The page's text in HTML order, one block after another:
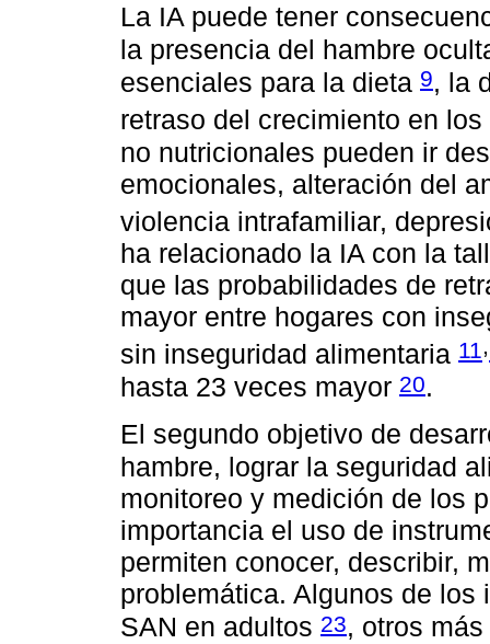
La IA puede tener
la presencia del hambre
esenciales para la dieta 9, la
retraso del crecimiento en
no nutricionales pueden ir
emocionales, alteración del
violencia intrafamiliar,
ha relacionado la IA con la
que las probabilidades de
mayor entre hogares con
sin inseguridad alimentaria 11,
hasta 23 veces mayor 20.
El segundo objetivo de
hambre, lograr la seguridad
monitoreo y medición de los
importancia el uso de
permiten conocer, describir,
problemática. Algunos de
SAN en adultos 23, otros